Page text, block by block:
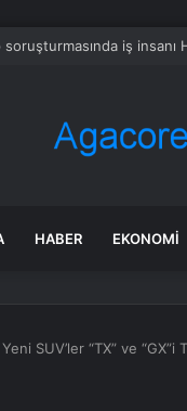
soruşturmasında iş insanı
HABER EKONOMI
SUV’ler “TX” ve “GX”i